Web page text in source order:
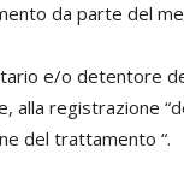
da parte del
e/o detentore
alla registrazione
del trattamento “.